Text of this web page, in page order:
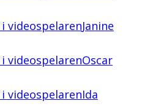
videospelarenJanine
videospelarenOscar
videospelarenIda